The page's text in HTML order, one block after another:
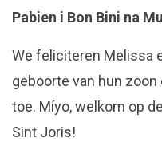
Pabien i Bon Bini na
We feliciteren Melissa
geboorte van hun
toe. Míyo, welkom op
Sint Joris!